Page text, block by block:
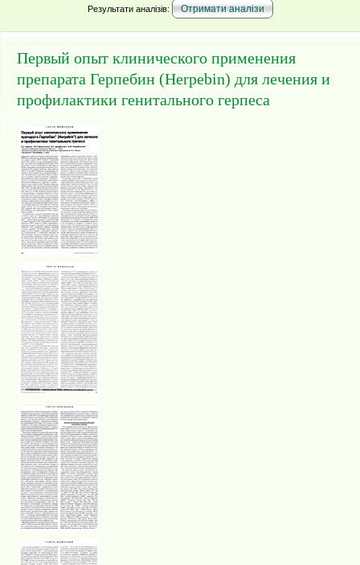
Результати аналізів:
Первый опыт клинического применения
препарата Герпебин (Herpebin) для лечения и
профилактики генитального герпеса